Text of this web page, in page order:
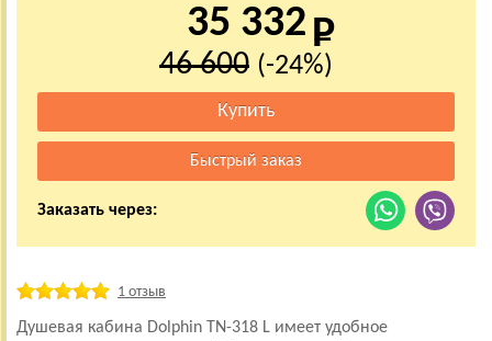
35 332
46 600 (-24%)
Заказать через:
1 отзыв
Душевая кабина Dolphin TN-318 L имеет удобное